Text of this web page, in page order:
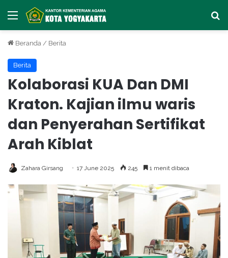
Menu
Beranda / Berita
Berita
Kolaborasi KUA Dan DMI
Kraton. Kajian ilmu waris
dan Penyerahan Sertifikat
Arah Kiblat
Zahara Girsang 17 June 2025 245 1 menit dibaca